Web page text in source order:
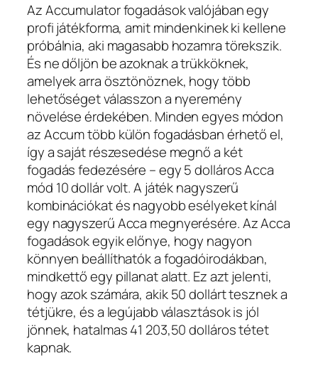
Az Accumulator fogadások valójában egy
profi játékforma, amit mindenkinek ki kellene
próbálnia, aki magasabb hozamra törekszik.
És ne dőljön be azoknak a trükköknek,
amelyek arra ösztönöznek, hogy több
lehetőséget válasszon a nyeremény
növelése érdekében. Minden egyes módon
az Accum több külön fogadásban érhető el,
így a saját részesedése megnő a két
fogadás fedezésére – egy 5 dolláros Acca
mód 10 dollár volt. A játék nagyszerű
kombinációkat és nagyobb esélyeket kínál
egy nagyszerű Acca megnyerésére. Az Acca
fogadások egyik előnye, hogy nagyon
könnyen beállíthatók a fogadóirodákban,
mindkettő egy pillanat alatt. Ez azt jelenti,
hogy azok számára, akik 50 dollárt tesznek a
tétjükre, és a legújabb választások is jól
jönnek, hatalmas 41 203,50 dolláros tétet
kapnak.